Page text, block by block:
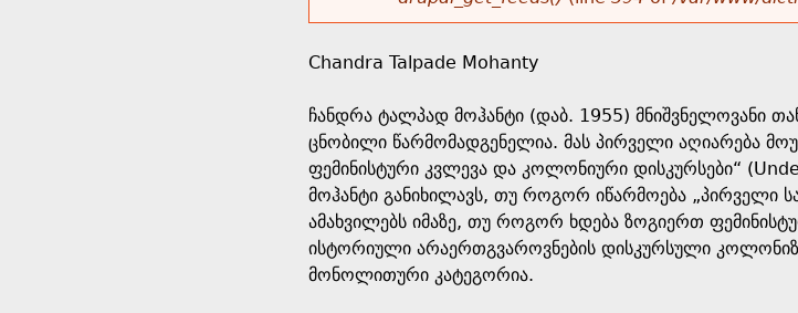
r
s
e
h
e
r
e
o
r
m
e
s
Chandra Talpade Mohanty
ჩანდრა ტალპად მოჰანტი (დაბ. 1955) მნიშვნელოვანი
ცნობილი წარმომადგენელია. მას პირველი აღიარება
ფემინისტური კვლევა და კოლონიური დისკურსები“
მოჰანტი განიხილავს, თუ როგორ იწარმოება „პირველი
ამახვილებს იმაზე, თუ როგორ ხდება ზოგიერთ
ისტორიული არაერთგვაროვნების დისკურსული
მონოლითური კატეგორია.